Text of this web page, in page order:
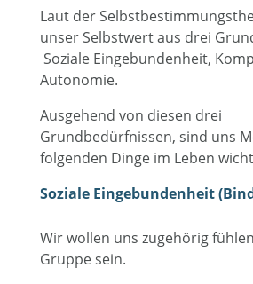
Laut der
unser Selbstwert aus drei
Soziale Eingebundenheit,
Autonomie.
Ausgehend von diesen drei
Grundbedürfnissen, sind uns
folgenden Dinge im Leben
Soziale Eingebundenheit
Wir wollen uns zugehörig
Gruppe sein.